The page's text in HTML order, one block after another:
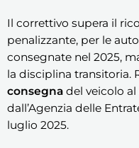
Il correttivo supera il
penalizzante, per le
consegnate nel 2025,
la disciplina transitoria.
consegna del veicolo
dall’Agenzia delle
luglio 2025.